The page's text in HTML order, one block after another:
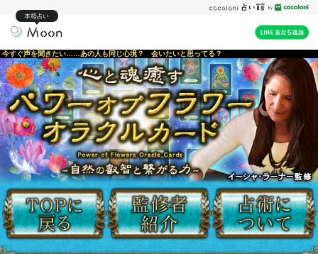
本格占い
今すぐ声を聞きたい……あの人も同じ心境？ 会いたいと思ってる？